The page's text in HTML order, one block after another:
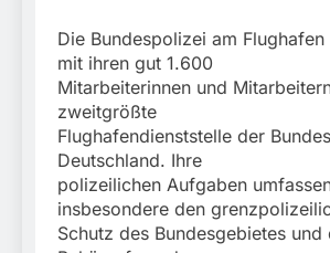
Die Bundespolizei am
mit ihren gut 1.600
Mitarbeiterinnen und
zweitgrößte
Flughafendienststelle der
Deutschland. Ihre
polizeilichen Aufgaben
insbesondere den
Schutz des Bundesgebietes und